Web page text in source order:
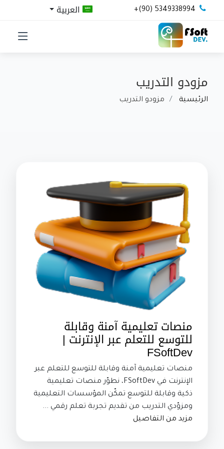
+(90) 5349338994 العربية
مزودو التدريب
الرئيسية مزودو التدريب
منصات تعليمية آمنة وقابلة
للتوسع للتعلم عبر الإنترنت |
FSoftDev
منصات تعليمية آمنة وقابلة للتوسع للتعلم عبر
الإنترنت في FSoftDev، نطوّر منصات تعليمية
ذكية وقابلة للتوسع تمكّن المؤسسات التعليمية
ومزوّدي التدريب من تقديم تجربة تعلم رقمي ...
مزيد من التفاصيل